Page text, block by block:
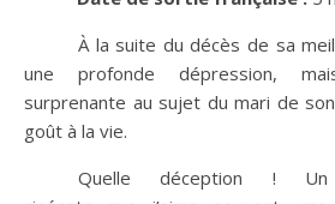
À la suite du décès de sa
une profonde dépression,
surprenante au sujet du mari de
goût à la vie.
Quelle déception ! Un